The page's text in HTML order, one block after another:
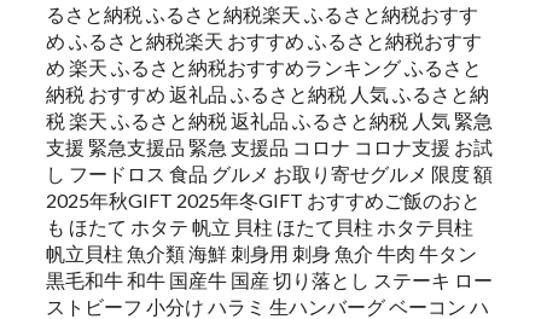
るさと納税 ふるさと納税楽天 ふるさと納税おすす
め ふるさと納税楽天 おすすめ ふるさと納税おすす
め 楽天 ふるさと納税おすすめランキング ふるさと
納税 おすすめ 返礼品 ふるさと納税 人気 ふるさと納
税 楽天 ふるさと納税 返礼品 ふるさと納税 人気 緊急
支援 緊急支援品 緊急 支援品 コロナ コロナ支援 お試
し フードロス 食品 グルメ お取り寄せグルメ 限度 額
2025年秋GIFT 2025年冬GIFT おすすめご飯のおと
も ほたて ホタテ 帆立 貝柱 ほたて貝柱 ホタテ貝柱
帆立貝柱 魚介類 海鮮 刺身用 刺身 魚介 牛肉 牛タン
黒毛和牛 和牛 国産牛 国産 切り落とし ステーキ ロー
ストビーフ 小分け ハラミ 生ハンバーグ ベーコン ハ